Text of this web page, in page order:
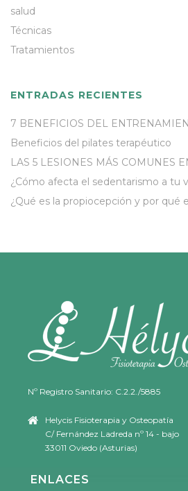
salud
Técnicas
Tratamientos
ENTRADAS RECIENTES
7 BENEFICIOS DEL
Beneficios del pilates terapéutico
LAS 5 LESIONES MÁS COMUNES
¿Cómo afecta el sedentarismo a tu
¿Qué es la propiocepción y por qué
Nº Registro Sanitario: C.2.2./5885
Helycis Fisioterapia y Osteopatía
C/ Fernández Ladreda nº 14 - bajo
33011 Oviedo (Asturias)
ENLACES